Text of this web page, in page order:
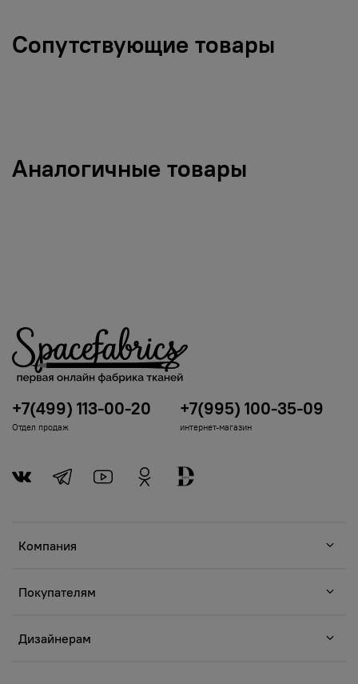
Сопутствующие товары
Аналогичные товары
Компания
Покупателям
Дизайнерам
+7(499) 113-00-20
Отдел продаж
+7(995) 100-35-09
интернет-магазин